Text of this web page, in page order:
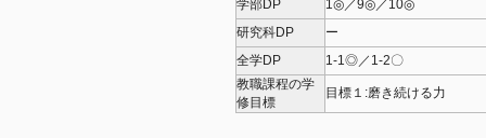
学部DP
1◎／9◎／10◎
研究科DP
ー
全学DP
1-1◎／1-2〇
教職課程の学
修目標
目標１:磨き続ける力